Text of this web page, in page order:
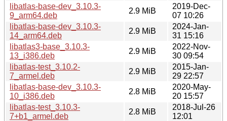
libatlas-base-dev_3.10.3-
9_arm64.deb
2.9 MiB
2019-Dec-
07 10:26
libatlas-base-dev_3.10.3-
14_arm64.deb
2.9 MiB
2024-Jan-
31 15:16
libatlas3-base_3.10.3-
13_i386.deb
2.9 MiB
2022-Nov-
30 09:54
libatlas-test_3.10.2-
7_armel.deb
2.9 MiB
2015-Jan-
29 22:57
libatlas-base-dev_3.10.3-
10_i386.deb
2.8 MiB
2020-May-
20 15:57
libatlas-test_3.10.3-
7+b1_armel.deb
2.8 MiB
2018-Jul-26
12:01